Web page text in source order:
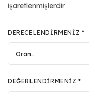
işaretlenmişlerdir
DERECELENDIRMENIZ *
DEĞERLENDIRMENIZ*